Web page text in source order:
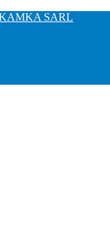
KAMKA SARL